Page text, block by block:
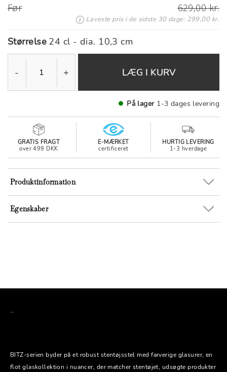
Før 629,00 kr.
Laveste pris i de sidste 30 dage: 299,00 kr.
Størrelse 24 cl - dia. 10,3 cm
- + LÆG I KURV
På lager 1-3 dages levering
GRATIS FRAGT
over 499 DKK
E-MÆRKET
certificeret
HURTIG LEVERING
1-3 hverdage
Egenskaber
Produktinformation
BITZ-serien byder på et robust stentøjsstel med farverige glasurer, en
flot glaskollektion i nuancer, der matcher stentøjet, udsøgte produkter